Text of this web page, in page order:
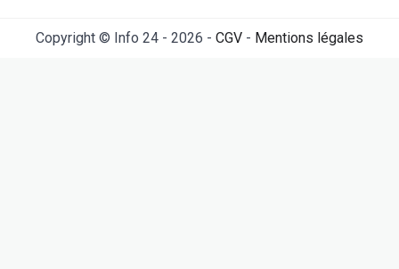
Copyright © Info 24 - 2026 - CGV - Mentions légales